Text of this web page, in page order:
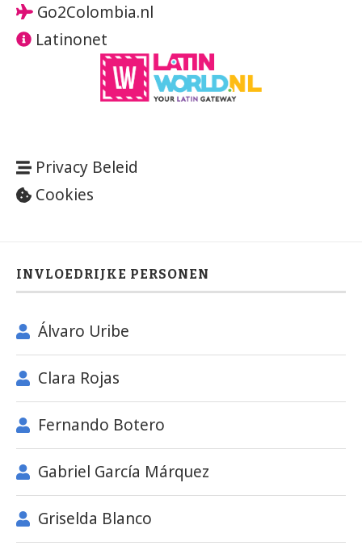
Go2Colombia.nl
Latinonet
Privacy Beleid
Cookies
INVLOEDRIJKE PERSONEN
Álvaro Uribe
Clara Rojas
Fernando Botero
Gabriel García Márquez
Griselda Blanco